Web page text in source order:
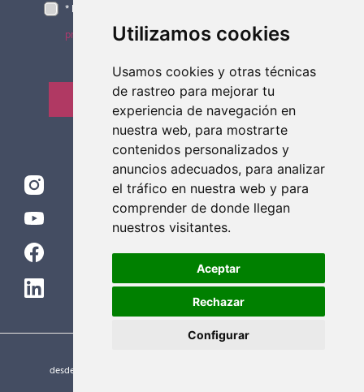
Utilizamos cookies
Usamos cookies y otras técnicas
de rastreo para mejorar tu
experiencia de navegación en
nuestra web, para mostrarte
contenidos personalizados y
anuncios adecuados, para analizar
el tráfico en nuestra web y para
comprender de donde llegan
nuestros visitantes.
Aceptar
Rechazar
Configurar
* He leído y acepto la
privacidad
¡QUIERO LA NEWSLETTER!
desde el año 2000 ©